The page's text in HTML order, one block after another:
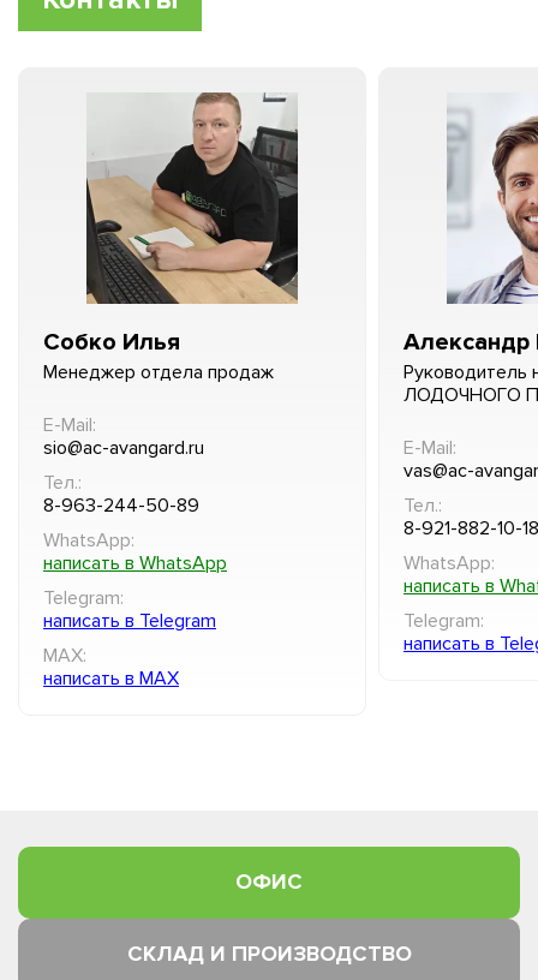
Собко Илья
Менеджер отдела продаж
E-Mail:
sio@ac-avangard.ru
Тел.:
8-963-244-50-89
WhatsApp:
написать в WhatsApp
Telegram:
написать в Telegram
MAX:
написать в MAX
Александр
Руководитель
ЛОДОЧНОГО
E-Mail:
vas@ac-
Тел.:
8-921-882-10-18
WhatsApp:
написать в
Telegram:
написать в
ОФИС
СКЛАД И ПРОИЗВОДСТВО